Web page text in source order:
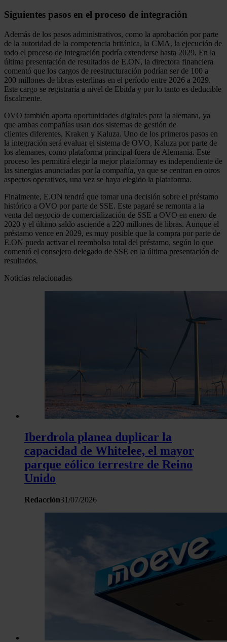
Siguientes pasos en el proceso de integración
Además de los pasos administrativos, como la aprobación por parte
de la autoridad de la competencia británica, la CMA, la ejecución de
todo el proceso de integración podría extenderse hasta 2029. En la
última presentación de resultados de E.ON, la directora financiera
comentó que los cargos de reestructuración podrían ser de 100 a
200 millones de libras esterlinas en el período entre 2026 a 2029.
Este cargo se registraría a nivel de Ebitda y por lo tanto es deducible
fiscalmente.
OVO también aporta oportunidades digitales para la alemana, ya
que ambas compañías usan dos sistemas de gestión de
clientes diferentes, Kraken y Kaluza. Uno de los primeros pasos en
la integración será evaluar el sistema de OVO, Kaluza por parte de
los alemanes, como plataforma principal fuera de Alemania. Este
proceso les permitirá elegir la mejor plataformay es independiente de
las sinergias anunciadas por la compañía, ya que se centran en otros
aspectos operativos, una vez se haya elegido la plataforma.
Finalmente, E.ON tendrá que tomar una decisión sobre el préstamo
histórico a OVO por parte de SSE. Este pagaré se remonta a la
venta del negocio de comercialización de SSE a OVO en enero de
2020 y el último saldo asciende a 220 millones de libras. Aunque el
préstamo vence en 2029, es muy posible que la compra por parte de
E.ON pueda activar el reembolso total del préstamo, según lo que
comentó el consejero delegado de SSE en la última presentación de
resultados.
Noticias relacionadas
Iberdrola planea duplicar la
capacidad de Whitelee, el mayor
parque eólico terrestre de Reino
Unido
Redacción31/07/2026